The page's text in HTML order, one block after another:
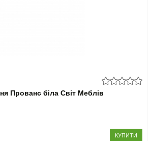
Прованс біла Світ Меблів
КУПИТИ